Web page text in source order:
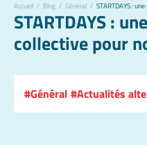
Accueil / Blog / Général / STARTDAYS :
STARTDAYS :
collective pour
Général Actualités